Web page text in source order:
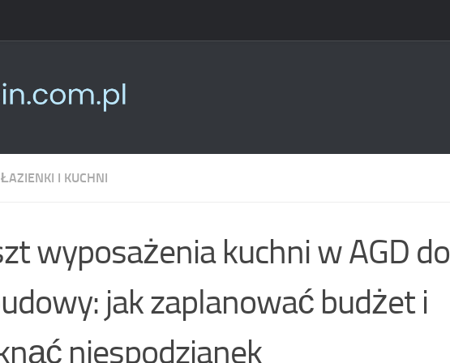
I KUCHNI
wyposażenia kuchni w AGD do
jak zaplanować budżet i
niespodzianek